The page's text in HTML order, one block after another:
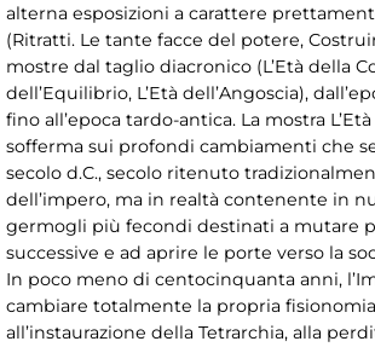
alterna esposizioni a carattere
(Ritratti. Le tante facce del potere,
mostre dal taglio diacronico (L’Età della
dell’Equilibrio, L’Età dell’Angoscia),
fino all’epoca tardo-antica. La mostra
sofferma sui profondi cambiamenti che
secolo d.C., secolo ritenuto
dell’impero, ma in realtà contenente in
germogli più fecondi destinati a mutare
successive e ad aprire le porte verso la
In poco meno di centocinquanta anni,
cambiare totalmente la propria
all’instaurazione della Tetrarchia, alla